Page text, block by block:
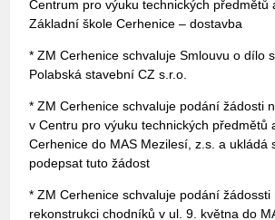
Centrum pro výuku technických předmětů
Základní škole Cerhenice – dostavba
* ZM Cerhenice schvaluje Smlouvu o dílo
Polabská stavební CZ s.r.o.
* ZM Cerhenice schvaluje podání žádosti
v Centru pro výuku technických předmětů
Cerhenice do MAS Mezilesí, z.s. a ukládá
podepsat tuto žádost
* ZM Cerhenice schvaluje podání žádossti
rekonstrukci chodníků v ul. 9. května do